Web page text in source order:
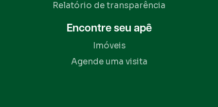
Relatório de transparência
Encontre seu apê
Imóveis
Agende uma visita